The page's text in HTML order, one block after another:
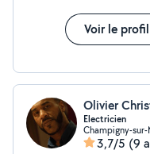
Voir le profil
Olivier
Electricien
Champigny-
3,7/5 (9